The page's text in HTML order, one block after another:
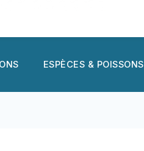
ESPÈCES & POISSONS